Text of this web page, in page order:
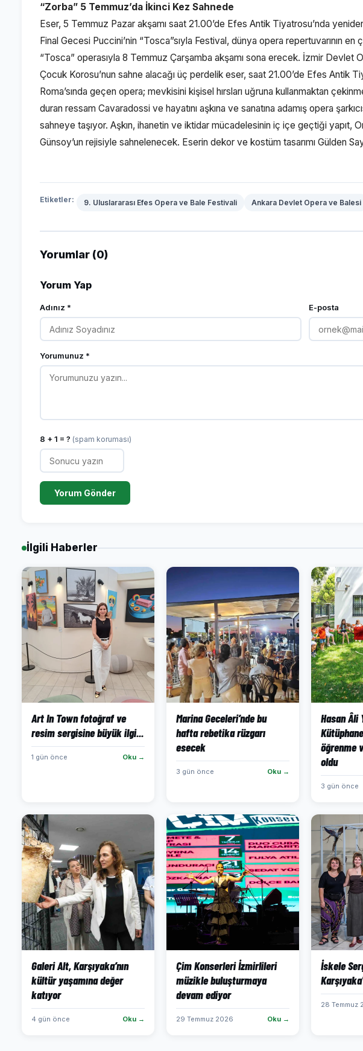
“Zorba” 5 Temmuz’da İkinci Kez Sahnede
Eser, 5 Temmuz Pazar akşamı saat 21.00’de Efes Antik Tiyatrosu’nda
Final Gecesi Puccini’nin “Tosca”sıyla Festival, dünya opera repertuvarının en
“Tosca” operasıyla 8 Temmuz Çarşamba akşamı sona erecek. İzmir Devlet
Çocuk Korosu’nun sahne alacağı üç perdelik eser, saat 21.00’de Efes Antik
Roma’sında geçen opera; mevkisini kişisel hırsları uğruna kullanmaktan
duran ressam Cavaradossi ve hayatını aşkına ve sanatına adamış opera
sahneye taşıyor. Aşkın, ihanetin ve iktidar mücadelesinin iç içe geçtiği
Günsoy’un rejisiyle sahnelenecek. Eserin dekor ve kostüm tasarımı Gülden
Etiketler: 9. Uluslararası Efes Opera ve Bale Festivali Ankara Devlet Opera ve Balesi
Yorumlar (0)
Yorum Yap
Adınız * E-posta
Yorumunuz *
8 + 1 = ? (spam koruması)
Yorum Gönder
İlgili Haberler
Art In Town fotoğraf ve
resim sergisine büyük ilgi...
1 gün önce Oku →
Marina Geceleri’nde bu
hafta rebetika rüzgarı
esecek
3 gün önce Oku →
Hasan Âli
öğrenme
oldu
3 gün önce
Galeri Alt, Karşıyaka’nın
kültür yaşamına değer
katıyor
4 gün önce Oku →
Çim Konserleri İzmirlileri
müzikle buluşturmaya
devam ediyor
29 Temmuz 2026 Oku →
İskele
28 Temmuz